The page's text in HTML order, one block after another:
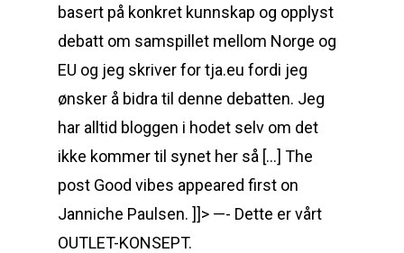
basert på konkret kunnskap og opplyst
debatt om samspillet mellom Norge og
EU og jeg skriver for tja.eu fordi jeg
ønsker å bidra til denne debatten. Jeg
har alltid bloggen i hodet selv om det
ikke kommer til synet her så […] The
post Good vibes appeared first on
Janniche Paulsen. ]]> —- Dette er vårt
OUTLET-KONSEPT.